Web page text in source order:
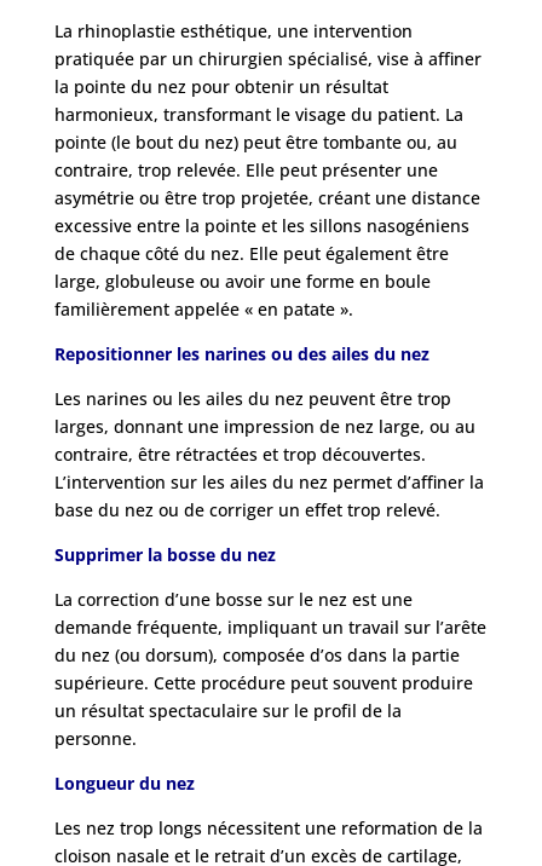
La rhinoplastie esthétique, une intervention
pratiquée par un chirurgien spécialisé, vise à affiner
la pointe du nez pour obtenir un résultat
harmonieux, transformant le visage du patient. La
pointe (le bout du nez) peut être tombante ou, au
contraire, trop relevée. Elle peut présenter une
asymétrie ou être trop projetée, créant une distance
excessive entre la pointe et les sillons nasogéniens
de chaque côté du nez. Elle peut également être
large, globuleuse ou avoir une forme en boule
familièrement appelée « en patate ».
Repositionner les narines ou des ailes du nez
Les narines ou les ailes du nez peuvent être trop
larges, donnant une impression de nez large, ou au
contraire, être rétractées et trop découvertes.
L’intervention sur les ailes du nez permet d’affiner la
base du nez ou de corriger un effet trop relevé.
Supprimer la bosse du nez
La correction d’une bosse sur le nez est une
demande fréquente, impliquant un travail sur l’arête
du nez (ou dorsum), composée d’os dans la partie
supérieure. Cette procédure peut souvent produire
un résultat spectaculaire sur le profil de la
personne.
Longueur du nez
Les nez trop longs nécessitent une reformation de la
cloison nasale et le retrait d’un excès de cartilage,